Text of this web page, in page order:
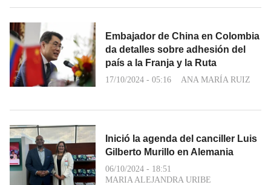
Embajador de China en Colombia
da detalles sobre adhesión del
país a la Franja y la Ruta
17/10/2024 - 05:16 ANA MARÍA RUIZ
Inició la agenda del canciller Luis
Gilberto Murillo en Alemania
06/10/2024 - 18:51
MARIA ALEJANDRA URIBE